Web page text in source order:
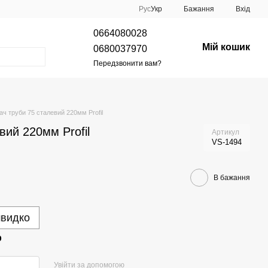
РусУкр Бажання Вхід
0664080028
0680037970
Передзвонити вам?
Мій кошик
труби 75 сталевий 220мм Profil
220мм Profil Артикул
VS-1494
В бажання
Увійти за допомогою